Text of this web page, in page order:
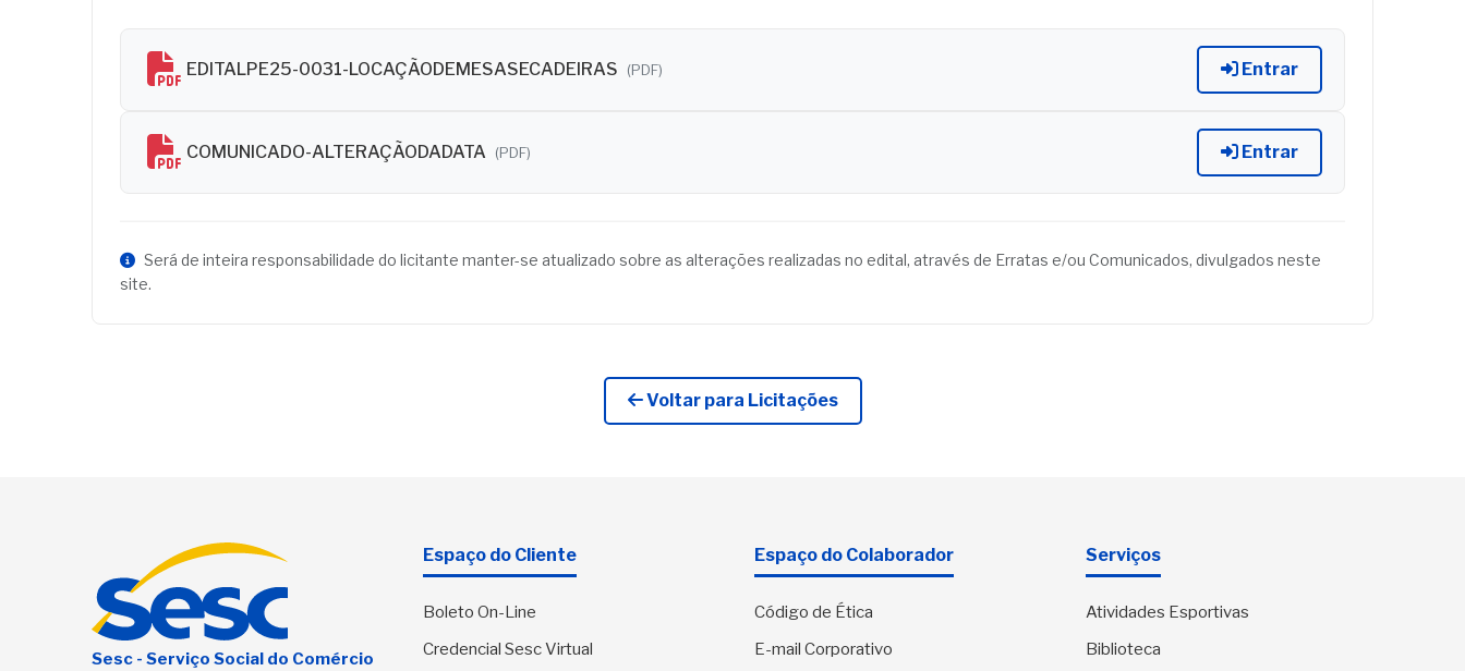
EDITALPE25-0031-LOCAÇÃODEMESASECADEIRAS (PDF) Entrar
COMUNICADO-ALTERAÇÃODADATA (PDF) Entrar
Será de inteira responsabilidade do licitante manter-se atualizado sobre as alterações realizadas no edital, através de Erratas e/ou Comunicados, divulgados neste
site.
Voltar para Licitações
Sesc - Serviço Social do Comércio
Espaço do Cliente
Boleto On-Line
Credencial Sesc Virtual
Espaço do Colaborador
Código de Ética
E-mail Corporativo
Serviços
Atividades Esportivas
Biblioteca